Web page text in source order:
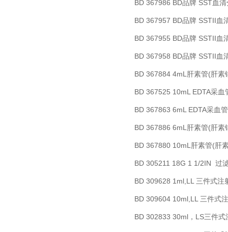
BD 367986 BD品牌 SST血
BD 367957 BD品牌 SSTII 血
BD 367955 BD品牌 SSTII 血
BD 367958 BD品牌 SSTII 血
BD 367884 4mL 肝素管(肝素
BD 367525 10mL EDTA采血
BD 367863 6mL EDTA采血
BD 367886 6mL 肝素管(肝素
BD 367880 10mL 肝素管(肝
BD 305211 18G 1 1/2IN 过
BD 309628 1ml,LL 三件式注
BD 309604 10ml,LL 三件式
BD 302833 30ml ， LS三件式